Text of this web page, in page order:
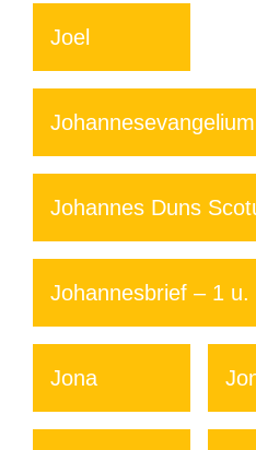
Joel
Johannesevangelium
Johannes Duns
Johannesbrief – 1 u.
Jona